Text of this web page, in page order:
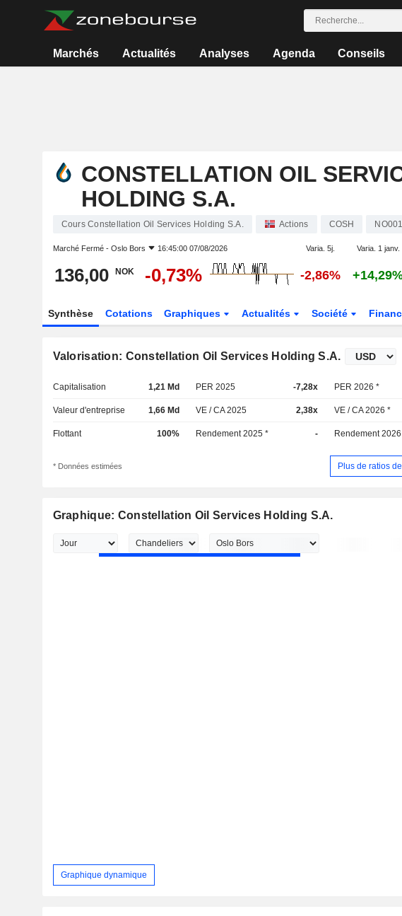
Marchés Actualités Analyses Agenda Conseils
CONSTELLATION OIL
HOLDING S.A.
Cours Constellation Oil Services Holding S.A. Actions COSH
Marché Fermé - Oslo Bors 16:45:00 07/08/2026 Varia. 5j. Varia. 1 janv.
136,00 NOK -0,73% -2,86%
Synthèse Cotations Graphiques Actualités Société
Valorisation: Constellation Oil Services Holding S.A.
Capitalisation 1,21 Md PER 2025 -7,28x PER 2026 *
Valeur d'entreprise 1,66 Md VE / CA 2025 2,38x VE / CA 2026 *
Flottant 100% Rendement 2025 * - Rendement
* Données estimées Plus de ratios
Graphique: Constellation Oil Services Holding S.A.
Graphique dynamique